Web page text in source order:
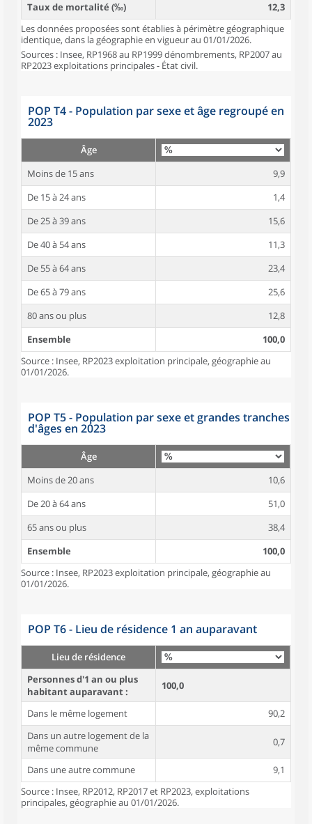
Taux de mortalité (‰)
12,3
Les données proposées sont établies à périmètre géographique
identique, dans la géographie en vigueur au 01/01/2026.
Sources : Insee, RP1968 au RP1999 dénombrements, RP2007 au
RP2023 exploitations principales - État civil.
POP T4 - Population par sexe et âge regroupé en
2023
Âge
Moins de 15 ans
9,9
De 15 à 24 ans
1,4
De 25 à 39 ans
15,6
De 40 à 54 ans
11,3
De 55 à 64 ans
23,4
De 65 à 79 ans
25,6
80 ans ou plus
12,8
Ensemble
100,0
Source : Insee, RP2023 exploitation principale, géographie au
01/01/2026.
POP T5 - Population par sexe et grandes tranches
d'âges en 2023
Âge
Moins de 20 ans
10,6
De 20 à 64 ans
51,0
65 ans ou plus
38,4
Ensemble
100,0
Source : Insee, RP2023 exploitation principale, géographie au
01/01/2026.
POP T6 - Lieu de résidence 1 an auparavant
Lieu de résidence
Personnes d'1 an ou plus
habitant auparavant :
100,0
Dans le même logement
90,2
Dans un autre logement de la
même commune
0,7
Dans une autre commune
9,1
Source : Insee, RP2012, RP2017 et RP2023, exploitations
principales, géographie au 01/01/2026.